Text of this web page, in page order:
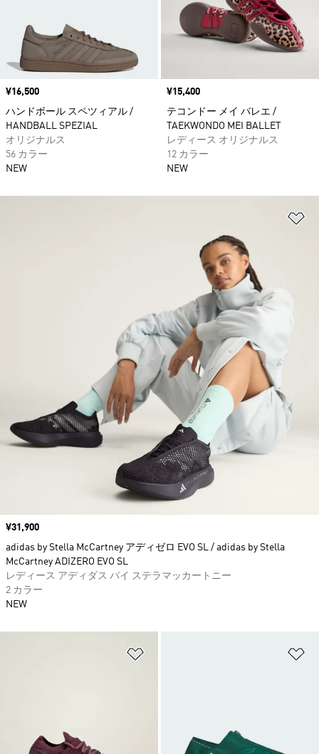
価格
¥16,500
ハンドボール スペツィアル /
HANDBALL SPEZIAL
オリジナルス
56 カラー
NEW
価格
¥15,400
テコンドー メイ バレエ /
TAEKWONDO MEI BALLET
レディース オリジナルス
12 カラー
NEW
価格
¥31,900
adidas by Stella McCartney アディゼロ EVO SL / adidas by Stella
McCartney ADIZERO EVO SL
レディース アディダス バイ ステラマッカートニー
2 カラー
NEW